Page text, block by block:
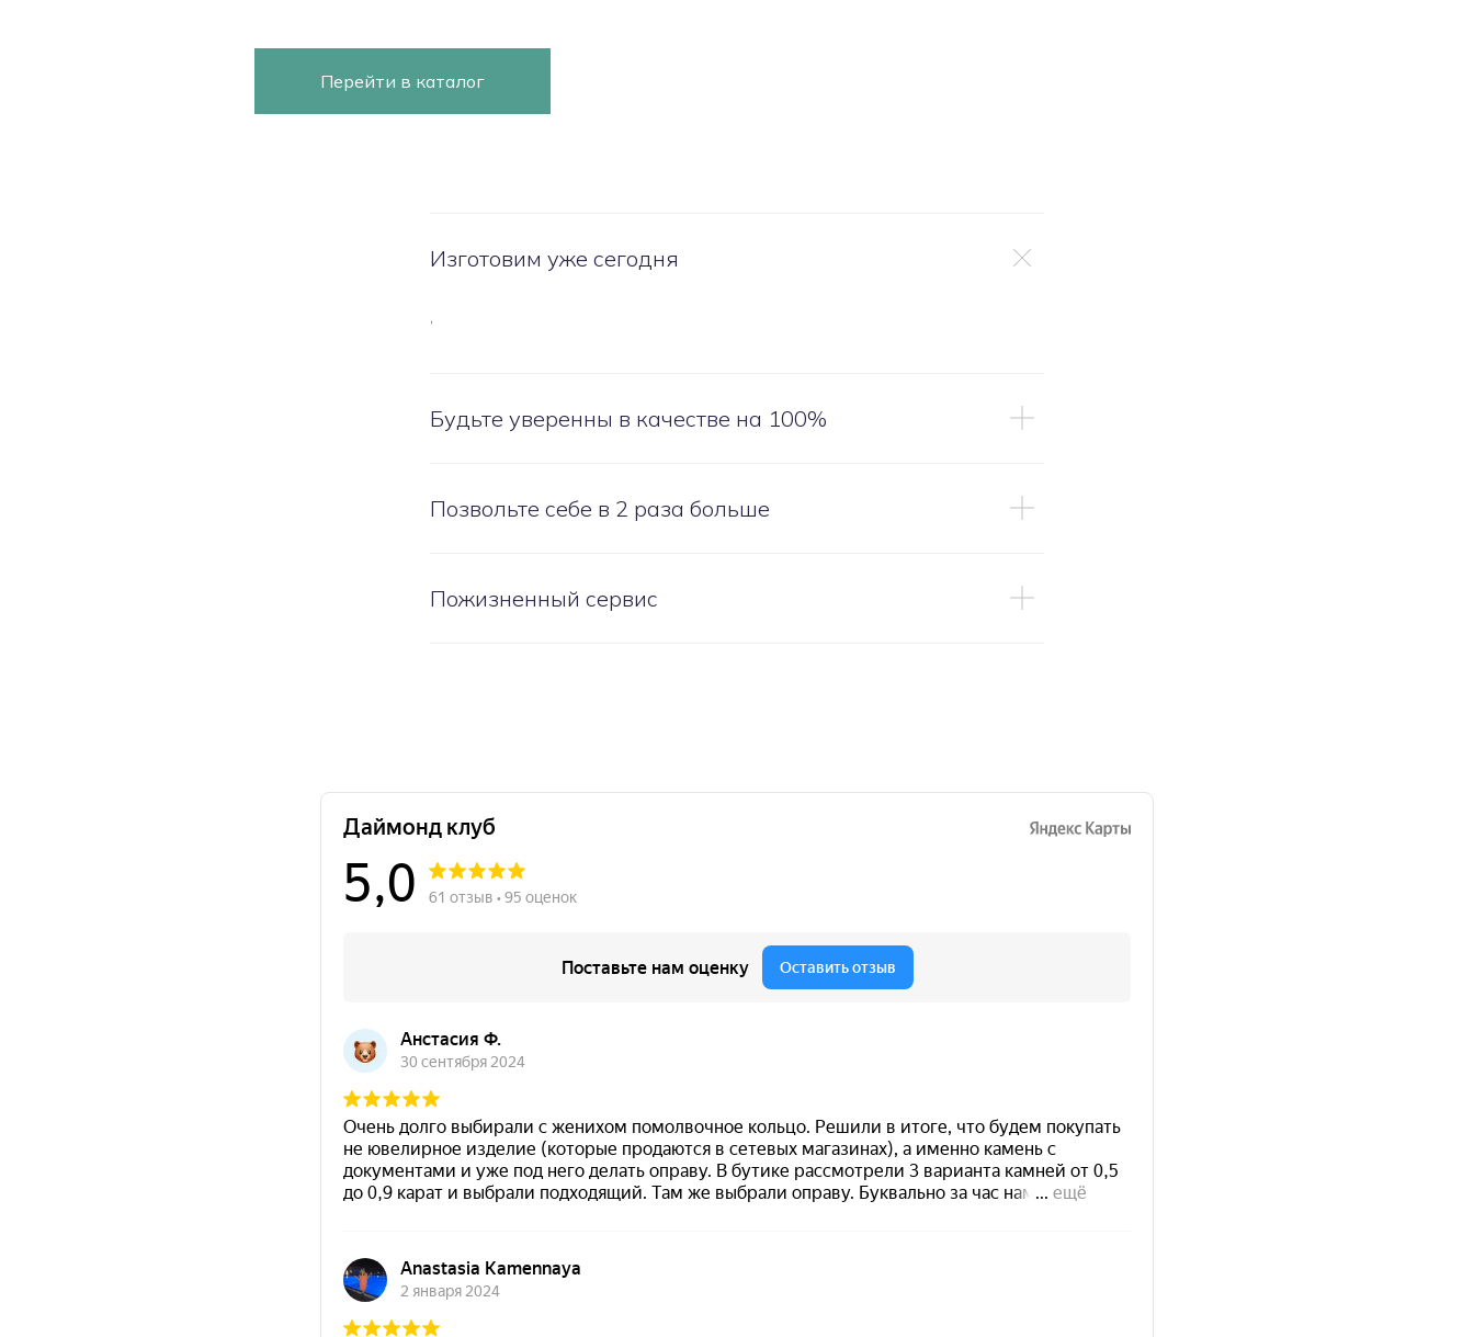
Перейти в каталог
Изготовим уже сегодня
Будьте уверенны в качестве на 100%
Позвольте себе в 2 раза больше
Пожизненный сервис